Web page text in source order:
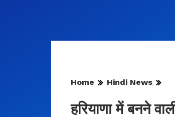
Home Hindi News
हरियाणा में बनने